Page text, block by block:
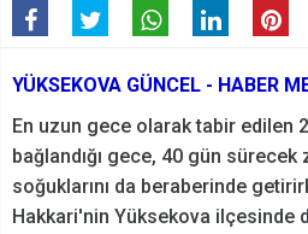
YÜKSEKOVA GÜNCEL - HABER
En uzun gece olarak tabir edilen
bağlandığı gece, 40 gün sürecek
soğuklarını da beraberinde
Hakkari'nin Yüksekova ilçesinde